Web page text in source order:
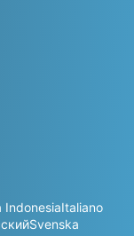
IndonesiaItaliano
Svenska